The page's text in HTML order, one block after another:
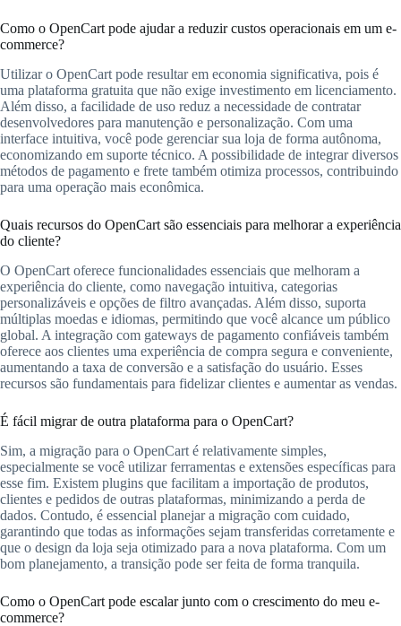
Como o OpenCart pode ajudar a reduzir custos operacionais em um e-
commerce?
Utilizar o OpenCart pode resultar em economia significativa, pois é
uma plataforma gratuita que não exige investimento em licenciamento.
Além disso, a facilidade de uso reduz a necessidade de contratar
desenvolvedores para manutenção e personalização. Com uma
interface intuitiva, você pode gerenciar sua loja de forma autônoma,
economizando em suporte técnico. A possibilidade de integrar diversos
métodos de pagamento e frete também otimiza processos, contribuindo
para uma operação mais econômica.
Quais recursos do OpenCart são essenciais para melhorar a experiência
do cliente?
O OpenCart oferece funcionalidades essenciais que melhoram a
experiência do cliente, como navegação intuitiva, categorias
personalizáveis e opções de filtro avançadas. Além disso, suporta
múltiplas moedas e idiomas, permitindo que você alcance um público
global. A integração com gateways de pagamento confiáveis também
oferece aos clientes uma experiência de compra segura e conveniente,
aumentando a taxa de conversão e a satisfação do usuário. Esses
recursos são fundamentais para fidelizar clientes e aumentar as vendas.
É fácil migrar de outra plataforma para o OpenCart?
Sim, a migração para o OpenCart é relativamente simples,
especialmente se você utilizar ferramentas e extensões específicas para
esse fim. Existem plugins que facilitam a importação de produtos,
clientes e pedidos de outras plataformas, minimizando a perda de
dados. Contudo, é essencial planejar a migração com cuidado,
garantindo que todas as informações sejam transferidas corretamente e
que o design da loja seja otimizado para a nova plataforma. Com um
bom planejamento, a transição pode ser feita de forma tranquila.
Como o OpenCart pode escalar junto com o crescimento do meu e-
commerce?